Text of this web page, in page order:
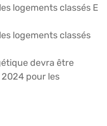
logements classés E
logements classés
devra être
pour les